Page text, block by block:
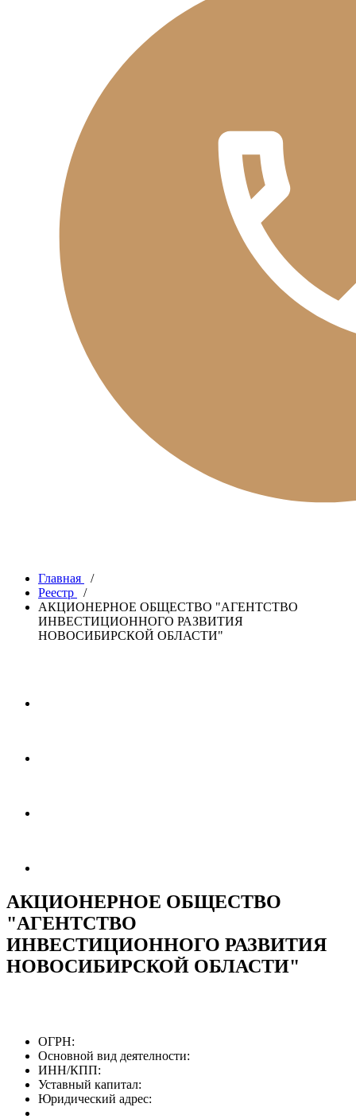
Главная
/
Реестр
/
АКЦИОНЕРНОЕ ОБЩЕСТВО "АГЕНТСТВО
ИНВЕСТИЦИОННОГО РАЗВИТИЯ
НОВОСИБИРСКОЙ ОБЛАСТИ"
АКЦИОНЕРНОЕ ОБЩЕСТВО
"АГЕНТСТВО
ИНВЕСТИЦИОННОГО РАЗВИТИЯ
НОВОСИБИРСКОЙ ОБЛАСТИ"
ОГРН:
Основной вид деятелности:
ИНН/КПП:
Уставный капитал:
Юридический адрес: